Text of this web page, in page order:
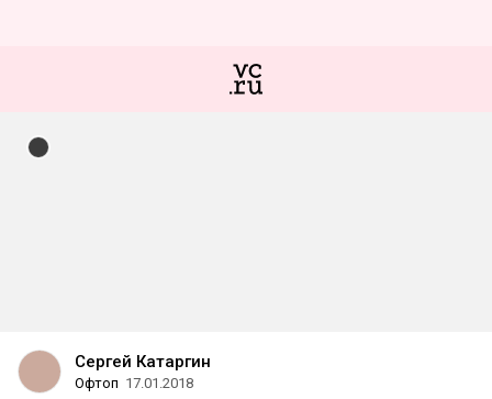
Сергей Катаргин
Офтоп 17.01.2018